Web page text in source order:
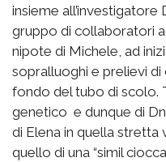
insieme all’investigatore
gruppo di collaboratori
nipote di Michele, ad
sopralluoghi e prelievi di
fondo del tubo di scolo.
genetico e dunque di
di Elena in quella stretta
quello di una “simil